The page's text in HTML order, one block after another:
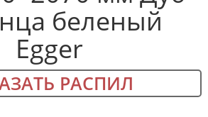
беленый
Egger
РАСПИЛ